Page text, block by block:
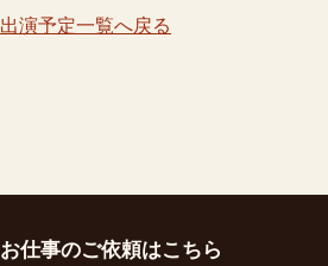
カレンダー
出演予定一覧へ戻る
お仕事のご依頼はこちら